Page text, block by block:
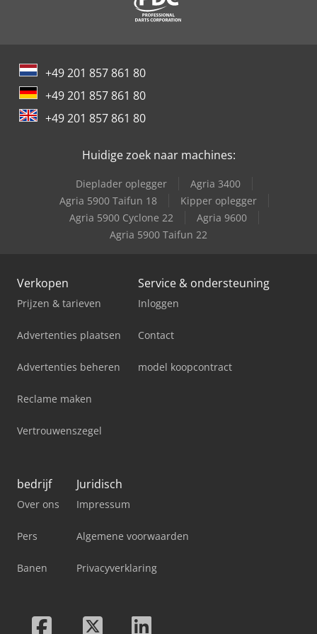
Trailer And Tools
+49 201 857 861 80
+49 201 857 861 80
+49 201 857 861 80
Huidige zoek naar machines:
Dieplader oplegger
Agria 3400
Agria 5900 Taifun 18
Kipper oplegger
Agria 5900 Cyclone 22
Agria 9600
Agria 5900 Taifun 22
Verkopen
Prijzen & tarieven
Advertenties plaatsen
Advertenties beheren
Reclame maken
Vertrouwenszegel
Service & ondersteuning
Inloggen
Contact
model koopcontract
bedrijf
Over ons
Pers
Banen
Juridisch
Impressum
Algemene voorwaarden
Privacyverklaring